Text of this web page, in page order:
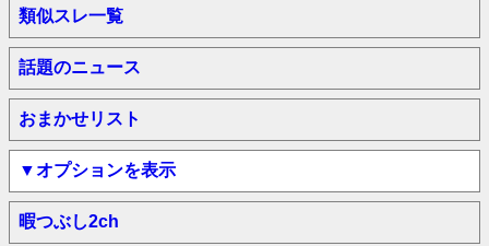
類似スレ一覧
話題のニュース
おまかせリスト
▼オプションを表示
暇つぶし2ch